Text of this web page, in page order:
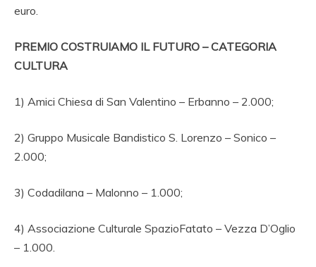
euro.
PREMIO COSTRUIAMO IL FUTURO – CATEGORIA
CULTURA
1) Amici Chiesa di San Valentino – Erbanno – 2.000;
2) Gruppo Musicale Bandistico S. Lorenzo – Sonico –
2.000;
3) Codadilana – Malonno – 1.000;
4) Associazione Culturale SpazioFatato – Vezza D’Oglio
– 1.000.